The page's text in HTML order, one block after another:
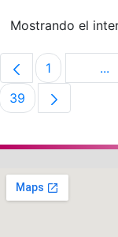
Mostrando el
Página
1 ...
Página
39